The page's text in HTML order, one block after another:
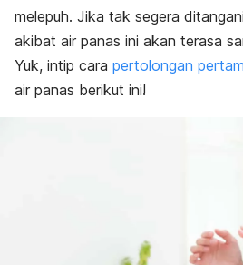
melepuh. Jika tak segera
akibat air panas ini akan terasa
Yuk, intip cara pertolongan
air panas berikut ini!